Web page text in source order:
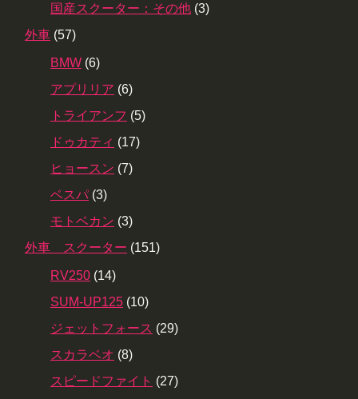
国産スクーター：その他 (3)
外車 (57)
BMW (6)
アプリリア (6)
トライアンフ (5)
ドゥカティ (17)
ヒョースン (7)
ベスパ (3)
モトベカン (3)
外車 スクーター (151)
RV250 (14)
SUM-UP125 (10)
ジェットフォース (29)
スカラベオ (8)
スピードファイト (27)